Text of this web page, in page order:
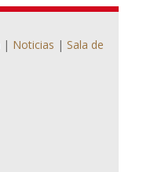
| Noticias | Sala de